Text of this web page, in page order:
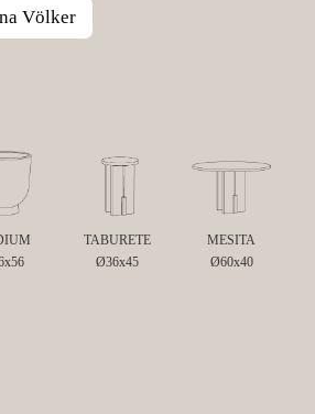
Völker
TABURETE
Ø36x45
MESITA
Ø60x40